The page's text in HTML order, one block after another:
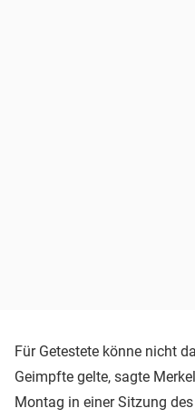
Für Getestete könne nicht
Geimpfte gelte, sagte
Montag in einer Sitzung